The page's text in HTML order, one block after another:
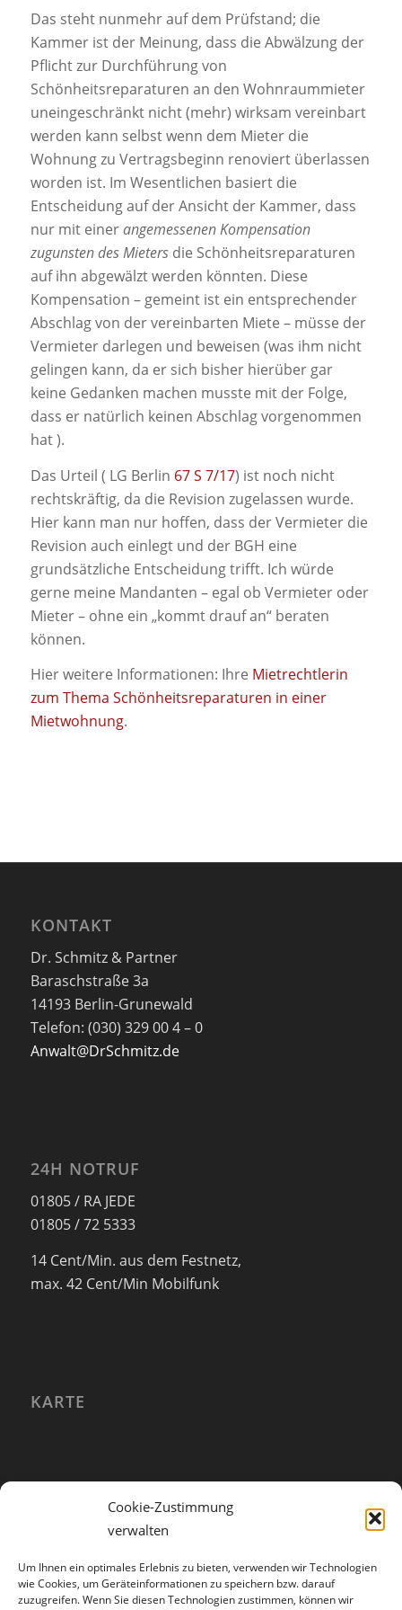
Cookie-Zustimmung
verwalten
Um Ihnen ein optimales Erlebnis zu bieten, verwenden wir Technologien
wie Cookies, um Geräteinformationen zu speichern bzw. darauf
zuzugreifen. Wenn Sie diesen Technologien zustimmen, können wir
Das steht nunmehr auf dem Prüfstand; die
Kammer ist der Meinung, dass die Abwälzung der
Pflicht zur Durchführung von
Schönheitsreparaturen an den Wohnraummieter
uneingeschränkt nicht (mehr) wirksam vereinbart
werden kann selbst wenn dem Mieter die
Wohnung zu Vertragsbeginn renoviert überlassen
worden ist. Im Wesentlichen basiert die
Entscheidung auf der Ansicht der Kammer, dass
nur mit einerangemessenen Kompensation
zugunsten des Mietersdie Schönheitsreparaturen
auf ihn abgewälzt werden könnten. Diese
Kompensation – gemeint ist ein entsprechender
Abschlag von der vereinbarten Miete – müsse der
Vermieter darlegen und beweisen (was ihm nicht
gelingen kann, da er sich bisher hierüber gar
keine Gedanken machen musste mit der Folge,
dass er natürlich keinen Abschlag vorgenommen
hat ).
Das Urteil ( LG Berlin 67 S 7/17) ist noch nicht
rechtskräftig, da die Revision zugelassen wurde.
Hier kann man nur hoffen, dass der Vermieter die
Revision auch einlegt und der BGH eine
grundsätzliche Entscheidung trifft. Ich würde
gerne meine Mandanten – egal ob Vermieter oder
Mieter – ohne ein „kommt drauf an“ beraten
können.
Hier weitere Informationen: Ihre Mietrechtlerin
zum Thema Schönheitsreparaturen in einer
Mietwohnung.
KONTAKT
Dr. Schmitz & Partner
Baraschstraße 3a
14193 Berlin-Grunewald
Telefon: (030) 329 00 4 – 0
Anwalt@DrSchmitz.de
24H NOTRUF
01805 / RA JEDE
01805 / 72 5333
14 Cent/Min. aus dem Festnetz,
max. 42 Cent/Min Mobilfunk
KARTE